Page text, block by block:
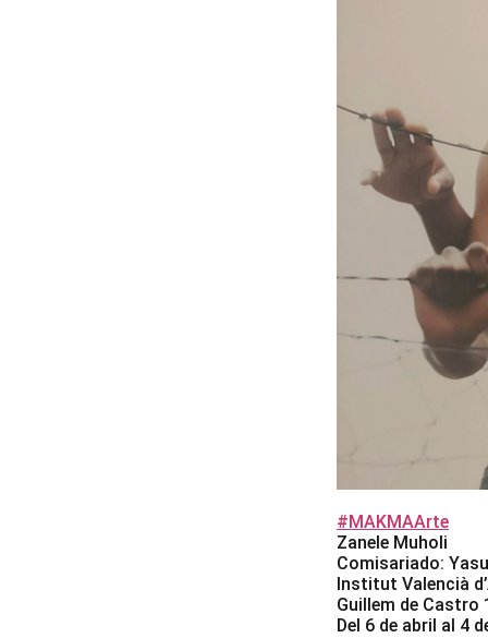
#MAKMAArte
Zanele Muholi
Comisariado:
Institut Valencià
Guillem de Castro
Del 6 de abril al 4